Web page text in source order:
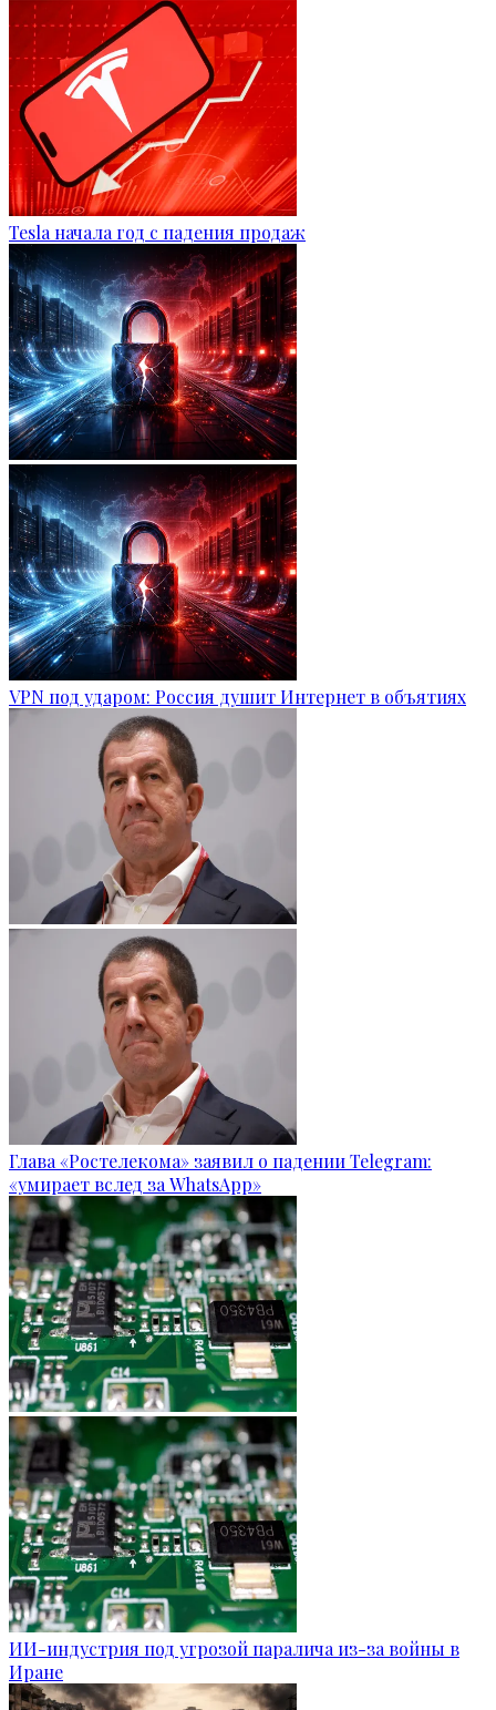
Tesla начала год с падения продаж
VPN под ударом: Россия душит Интернет в объятиях
Глава «Ростелекома» заявил о падении Telegram:
«умирает вслед за WhatsApp»
ИИ-индустрия под угрозой паралича из-за войны в
Иране